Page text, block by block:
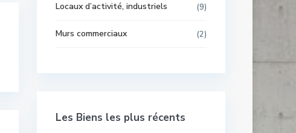
Locaux d’activité, industriels (9)
Murs commerciaux (2)
Les Biens les plus récents